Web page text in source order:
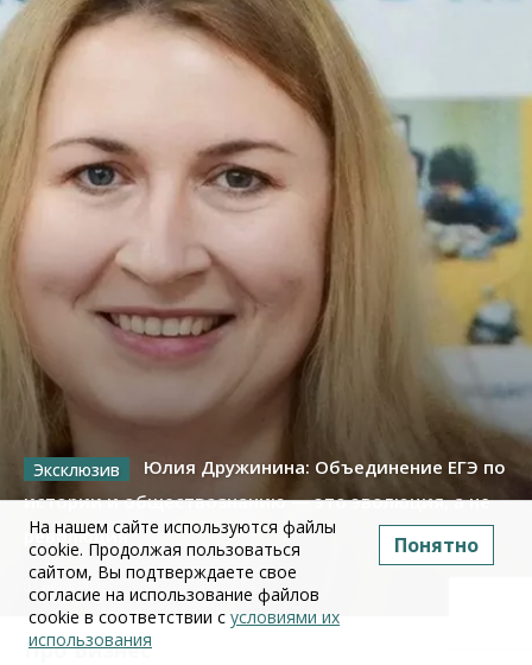
Юлия Дружинина: Объединение ЕГЭ по
истории и обществознанию — это эволюция, а не
революция
02 июля 2026
Про Бизнес
На нашем сайте используются файлы
cookie. Продолжая пользоваться
сайтом, Вы подтверждаете свое
согласие на использование файлов
cookie в соответствии с условиями их
использования
Понятно